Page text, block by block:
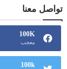
تواصل معنا
100K
معجب
100k